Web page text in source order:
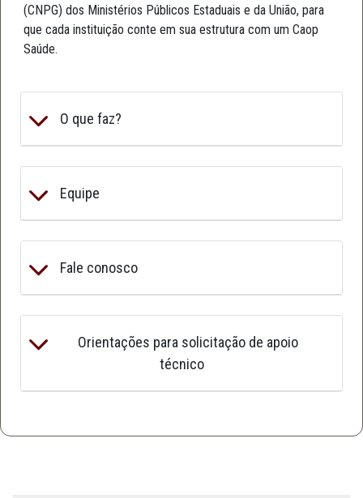
(CNPG) dos Ministérios Públicos Estaduais e da União, para
que cada instituição conte em sua estrutura com um Caop
Saúde.
O que faz?
Equipe
Fale conosco
Orientações para solicitação de apoio
técnico